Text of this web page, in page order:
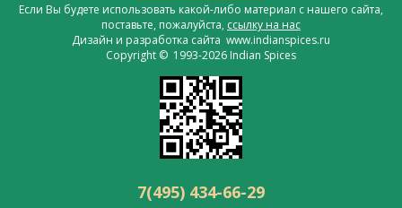
Если Вы будете использовать какой-либо материал с нашего сайта,
поставьте, пожалуйста, ссылку на нас
Дизайн и разработка сайта www.indianspices.ru
Copyright © 1993-2026 Indian Spices
7(495) 434-66-29